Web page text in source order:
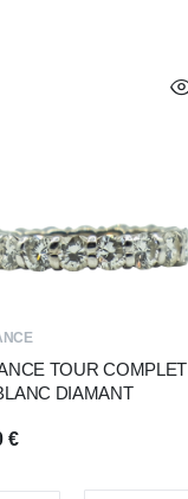
TOUR COMPLET
DIAMANT
€